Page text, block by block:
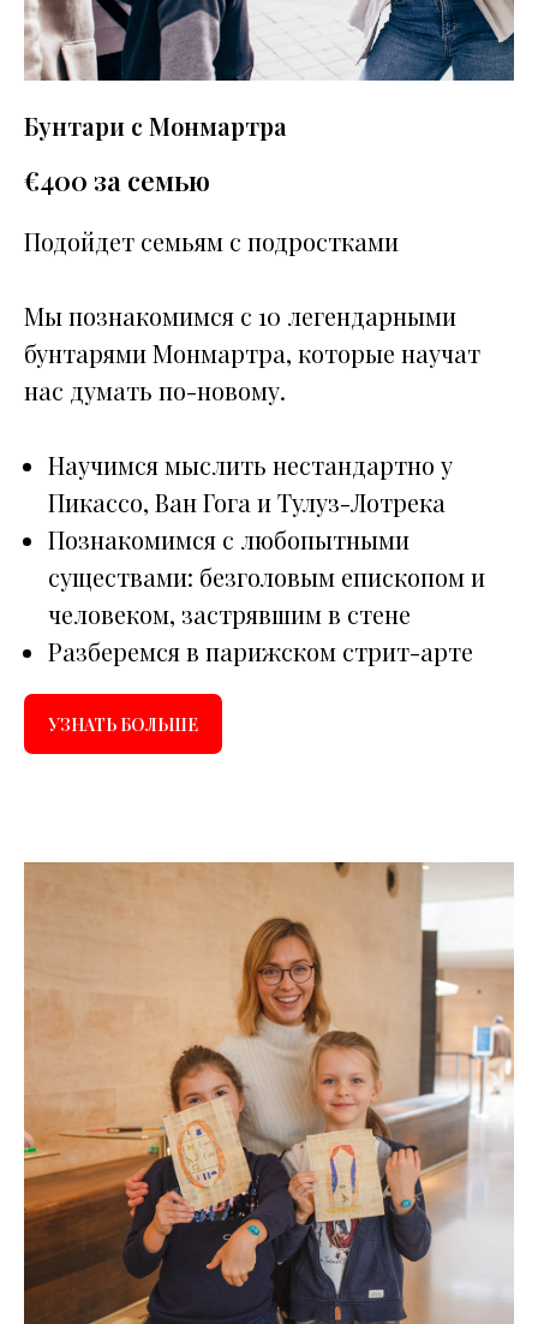
Бунтари с Монмартра
€400 за семью
Подойдет семьям с подростками
Мы познакомимся с 10 легендарными
бунтарями Монмартра, которые научат
нас думать по-новому.
Научимся мыслить нестандартно у
Пикассо, Ван Гога и Тулуз-Лотрека
Познакомимся с любопытными
существами: безголовым епископом и
человеком, застрявшим в стене
Разберемся в парижском стрит-арте
УЗНАТЬ БОЛЬШЕ